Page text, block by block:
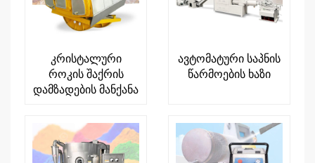
კრისტალური
როკის შაქრის
დამზადების მანქანა
ავტომატური საპნის
წარმოების ხაზი